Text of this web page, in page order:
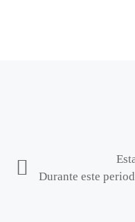
Durante este